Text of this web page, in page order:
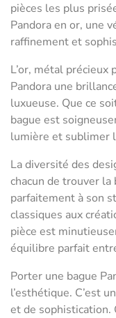
pièces les plus
Pandora en or, une
raffinement et
L’or, métal précieux
Pandora une
luxueuse. Que ce
bague est
lumière et sublimer
La diversité des
chacun de trouver la
parfaitement à son
classiques aux
pièce est
équilibre parfait
Porter une bague
l’esthétique. C’est
et de sophistication.